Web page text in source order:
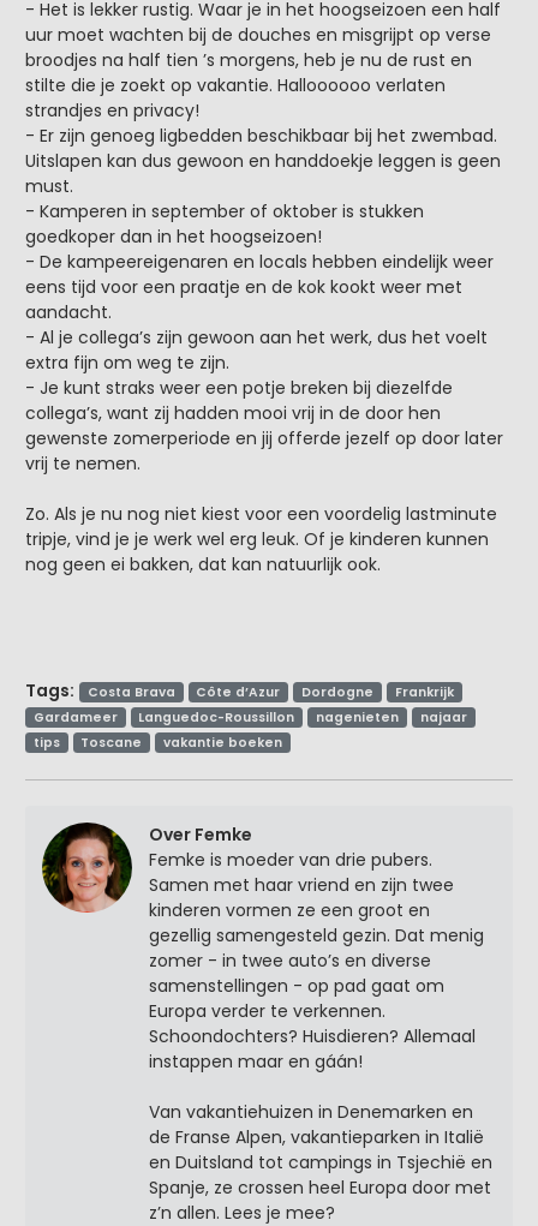
- Het is lekker rustig. Waar je in het hoogseizoen een half
uur moet wachten bij de douches en misgrijpt op verse
broodjes na half tien ’s morgens, heb je nu de rust en
stilte die je zoekt op vakantie. Halloooooo verlaten
strandjes en privacy!
- Er zijn genoeg ligbedden beschikbaar bij het zwembad.
Uitslapen kan dus gewoon en handdoekje leggen is geen
must.
- Kamperen in september of oktober is stukken
goedkoper dan in het hoogseizoen!
- De kampeereigenaren en locals hebben eindelijk weer
eens tijd voor een praatje en de kok kookt weer met
aandacht.
- Al je collega’s zijn gewoon aan het werk, dus het voelt
extra fijn om weg te zijn.
- Je kunt straks weer een potje breken bij diezelfde
collega’s, want zij hadden mooi vrij in de door hen
gewenste zomerperiode en jij offerde jezelf op door later
vrij te nemen.
Zo. Als je nu nog niet kiest voor een voordelig lastminute
tripje, vind je je werk wel erg leuk. Of je kinderen kunnen
nog geen ei bakken, dat kan natuurlijk ook.
Tags: Costa Brava Côte d’Azur Dordogne
Frankrijk
Gardameer
Languedoc-Roussillon nagenieten
najaar
tips
Toscane vakantie boeken
Over Femke
Femke is moeder van drie pubers.
Samen met haar vriend en zijn twee
kinderen vormen ze een groot en
gezellig samengesteld gezin. Dat menig
zomer - in twee auto’s en diverse
samenstellingen - op pad gaat om
Europa verder te verkennen.
Schoondochters? Huisdieren? Allemaal
instappen maar en gáán!
Van vakantiehuizen in Denemarken en
de Franse Alpen, vakantieparken in Italië
en Duitsland tot campings in Tsjechië en
Spanje, ze crossen heel Europa door met
z’n allen. Lees je mee?